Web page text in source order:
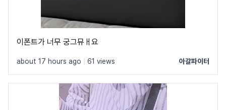
이폰트가 너무 궁그뮤ㅐ요
about 17 hours ago 61 views 아갈파이터